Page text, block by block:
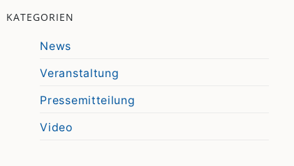
KATEGORIEN
News
Veranstaltung
Pressemitteilung
Video